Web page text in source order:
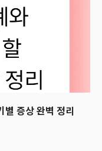
별 증상 완벽 정리